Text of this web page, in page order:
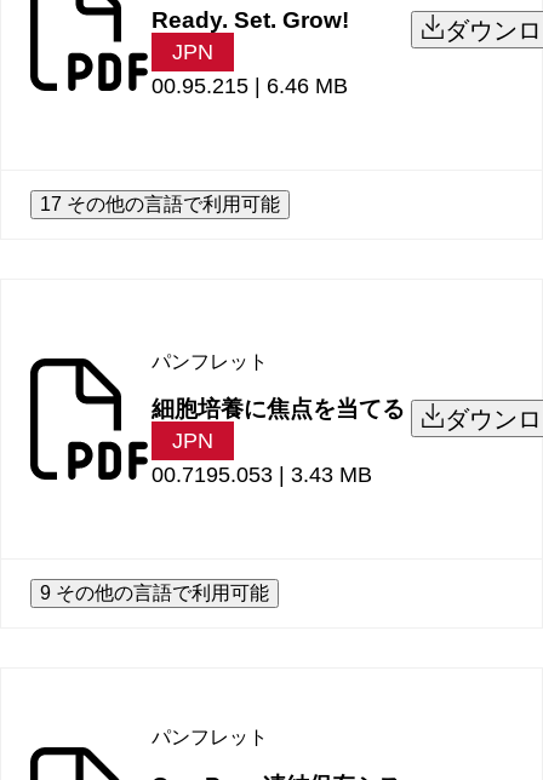
Ready. Set. Grow!
JPN
00.95.215 | 6.46 MB
ダウン
17 その他の言語で利用可能
パンフレット
細胞培養に焦点を当てる
JPN
00.7195.053 | 3.43 MB
ダウン
9 その他の言語で利用可能
パンフレット